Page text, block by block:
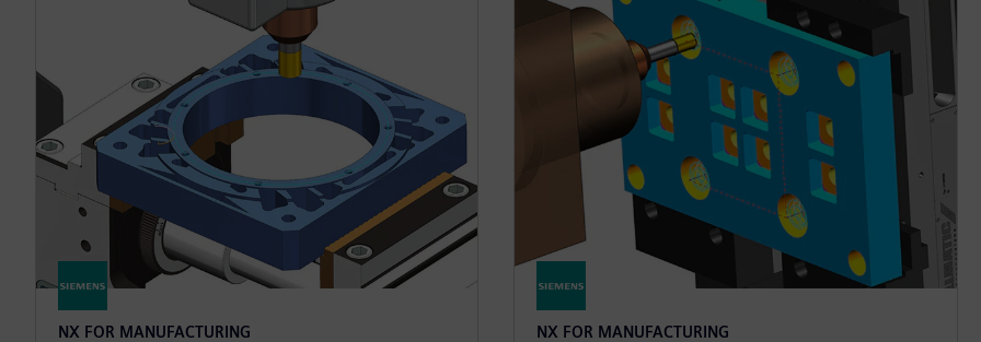
NX FOR MANUFACTURING NX FOR MANUFACTURING